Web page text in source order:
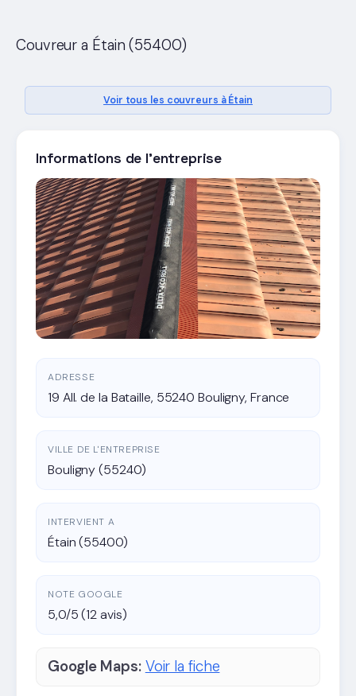
Couvreur a Étain (55400)
Voir tous les couvreurs à Étain
Informations de l'entreprise
ADRESSE
19 All. de la Bataille, 55240 Bouligny, France
VILLE DE L'ENTREPRISE
Bouligny (55240)
INTERVIENT A
Étain (55400)
NOTE GOOGLE
5,0/5 (12 avis)
Google Maps: Voir la fiche